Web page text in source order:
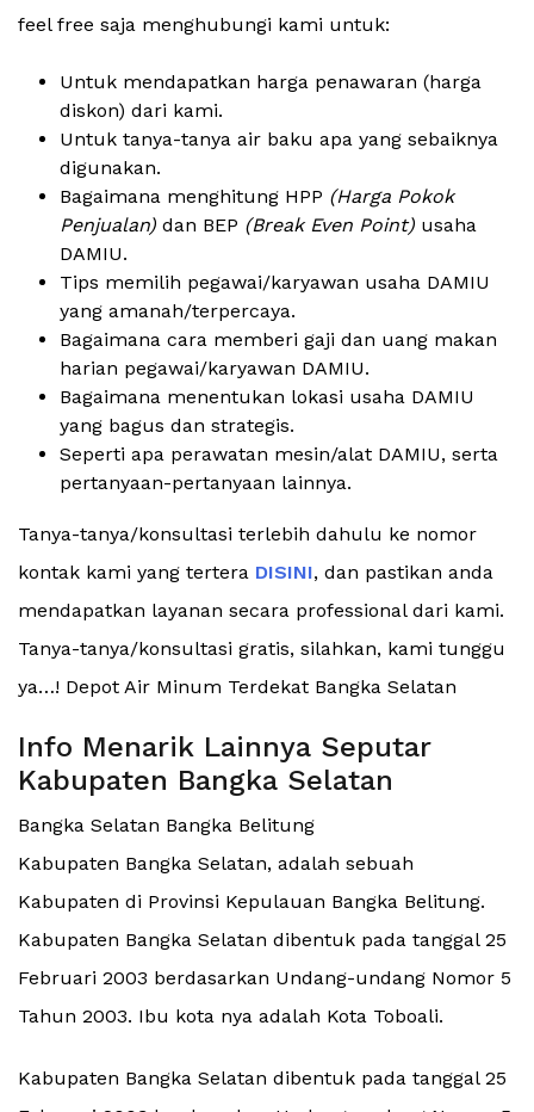
feel free saja menghubungi kami untuk:
Untuk mendapatkan harga penawaran (harga
diskon) dari kami.
Untuk tanya-tanya air baku apa yang sebaiknya
digunakan.
Bagaimana menghitung HPP (Harga Pokok
Penjualan) dan BEP (Break Even Point) usaha
DAMIU.
Tips memilih pegawai/karyawan usaha DAMIU
yang amanah/terpercaya.
Bagaimana cara memberi gaji dan uang makan
harian pegawai/karyawan DAMIU.
Bagaimana menentukan lokasi usaha DAMIU
yang bagus dan strategis.
Seperti apa perawatan mesin/alat DAMIU, serta
pertanyaan-pertanyaan lainnya.
Tanya-tanya/konsultasi terlebih dahulu ke nomor
kontak kami yang tertera DISINI, dan pastikan anda
mendapatkan layanan secara professional dari kami.
Tanya-tanya/konsultasi gratis, silahkan, kami tunggu
ya…! Depot Air Minum Terdekat Bangka Selatan
Info Menarik Lainnya Seputar
Kabupaten Bangka Selatan
Bangka Selatan Bangka Belitung
Kabupaten Bangka Selatan, adalah sebuah
Kabupaten di Provinsi Kepulauan Bangka Belitung.
Kabupaten Bangka Selatan dibentuk pada tanggal 25
Februari 2003 berdasarkan Undang-undang Nomor 5
Tahun 2003. Ibu kota nya adalah Kota Toboali.
Kabupaten Bangka Selatan dibentuk pada tanggal 25